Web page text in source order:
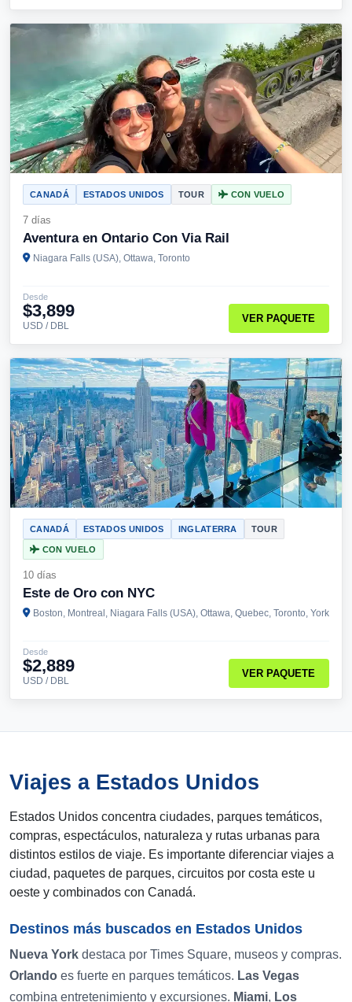
CANADÁ ESTADOS UNIDOS TOUR CON VUELO
7 días
Aventura en Ontario Con Via Rail
Niagara Falls (USA), Ottawa, Toronto
Desde
$3,899
USD / DBL
VER PAQUETE
CANADÁ ESTADOS UNIDOS INGLATERRA TOUR
CON VUELO
10 días
Este de Oro con NYC
Boston, Montreal, Niagara Falls (USA), Ottawa, Quebec, Toronto, York
Desde
$2,889
USD / DBL
VER PAQUETE
Viajes a Estados Unidos
Estados Unidos concentra ciudades, parques temáticos,
compras, espectáculos, naturaleza y rutas urbanas para
distintos estilos de viaje. Es importante diferenciar viajes a
ciudad, paquetes de parques, circuitos por costa este u
oeste y combinados con Canadá.
Destinos más buscados en Estados Unidos
Nueva York destaca por Times Square, museos y compras.
Orlando es fuerte en parques temáticos. Las Vegas
combina entretenimiento y excursiones. Miami, Los